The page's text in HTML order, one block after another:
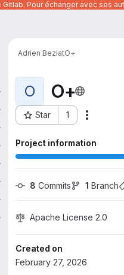
Pour échanger avec ses
Adrien BeziatO+
O O+
Star 1
Project ID: 2075
Project information
8 Commits 1 Branch
Apache License 2.0
Created on
February 27, 2026